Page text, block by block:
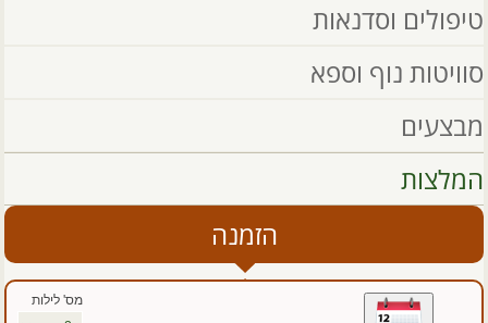
טיפולים וסדנאות
סוויטות נוף וספא
מבצעים
המלצות
הזמנה
מס' לילות